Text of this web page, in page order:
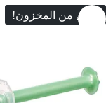
انتهى من المخزون!